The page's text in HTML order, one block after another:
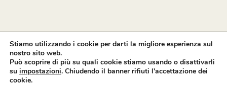
© 2012 - 2026 •Avadais aWebsite BuilderforWordPress
eCommerce
• All Rights Reserved • Developed by
ThemeFusion
Stiamo utilizzando i cookie per darti la migliore esperienza sul
nostro sito web.
Può scoprire di più su quali cookie stiamo usando o disattivarli
su impostazioni. Chiudendo il banner rifiuti l'accettazione dei
cookie.